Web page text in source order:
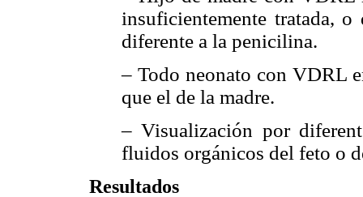
insuficientemente tratada,
diferente a la penicilina.
– Todo neonato con VDRL
que el de la madre.
– Visualización por
fluidos orgánicos del feto o
Resultados